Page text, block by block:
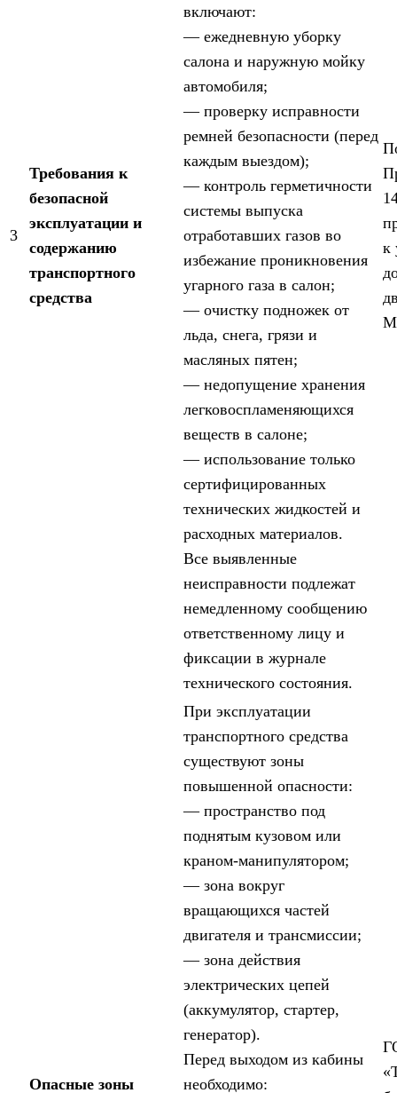
3
Требования к
безопасной
эксплуатации и
содержанию
транспортного
средства
включают:
— ежедневную уборку
салона и наружную мойку
автомобиля;
— проверку исправности
ремней безопасности (перед
каждым выездом);
— контроль герметичности
системы выпуска
отработавших газов во
избежание проникновения
угарного газа в салон;
— очистку подножек от
льда, снега, грязи и
масляных пятен;
— недопущение хранения
легковоспламеняющихся
веществ в салоне;
— использование только
сертифицированных
технических жидкостей и
расходных материалов.
Все выявленные
неисправности подлежат
немедленному сообщению
ответственному лицу и
фиксации в журнале
технического состояния.
к
Опасные зоны
При эксплуатации
транспортного средства
существуют зоны
повышенной опасности:
— пространство под
поднятым кузовом или
краном-манипулятором;
— зона вокруг
вращающихся частей
двигателя и трансмиссии;
— зона действия
электрических цепей
(аккумулятор, стартер,
генератор).
Перед выходом из кабины
необходимо: